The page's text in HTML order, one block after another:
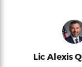
Lic Alexis